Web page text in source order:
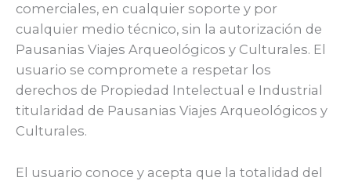
comerciales, en cualquier soporte y por
cualquier medio técnico, sin la autorización de
Pausanias Viajes Arqueológicos y Culturales. El
usuario se compromete a respetar los
derechos de Propiedad Intelectual e Industrial
titularidad de Pausanias Viajes Arqueológicos y
Culturales.
El usuario conoce y acepta que la totalidad del